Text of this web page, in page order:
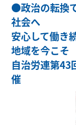
●政治の転換
社会へ
安心して働き
地域を今こそ
自治労連第
催